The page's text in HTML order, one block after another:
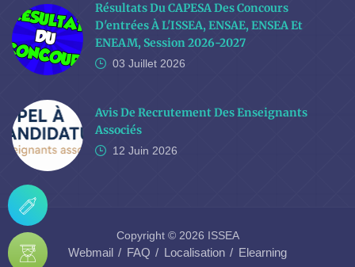
Résultats Du CAPESA Des Concours
D'entrées À L'ISSEA, ENSAE, ENSEA Et
ENEAM, Session 2026-2027
03 Juillet 2026
Avis De Recrutement Des Enseignants
Associés
12 Juin 2026
Copyright © 2026 ISSEA
Webmail FAQ Localisation Elearning